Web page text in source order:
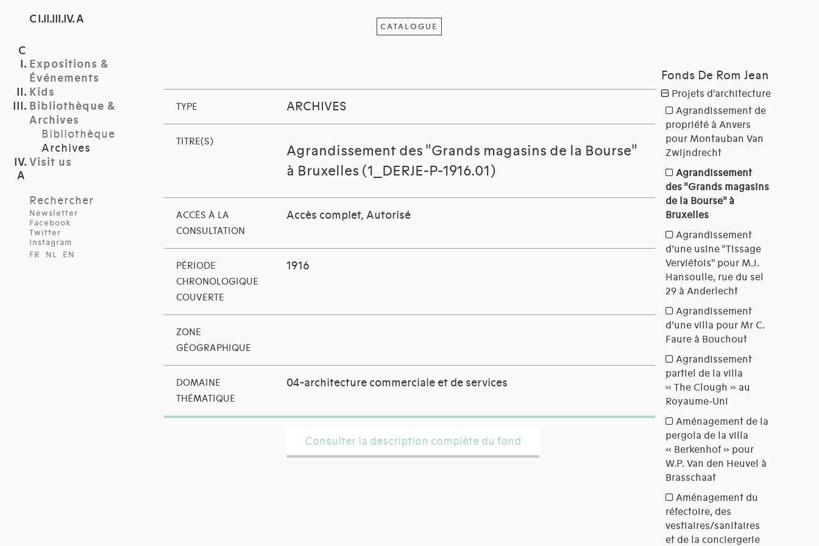
C I.II.III.IV. A
Expositions &
Événements
Kids
Bibliothèque &
Archives
Bibliothèque
Archives
Visit us
Rechercher
Newsletter
Facebook
Twitter
Instagram
FR
NL EN
CATALOGUE
TYPE ARCHIVES
TITRE(S)
Agrandissement des "Grands magasins de la Bourse"
à Bruxelles (1_DERJE-P-1916.01)
ACCÈS À LA
CONSULTATION
Accès complet, Autorisé
PÉRIODE
CHRONOLOGIQUE
COUVERTE
1916
ZONE
GÉOGRAPHIQUE
DOMAINE
THÉMATIQUE
04-architecture commerciale et de services
Consulter la description complète du fond